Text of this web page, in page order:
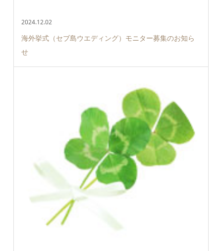
2024.12.02
海外挙式（セブ島ウエディング）モニター募集のお知ら
せ